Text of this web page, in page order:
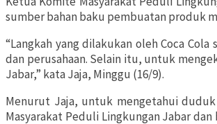
sumber bahan baku pembuatan produk
“Langkah yang dilakukan oleh Coca
dan perusahaan. Selain itu, untuk
Jabar,” kata Jaja, Minggu (16/9).
Menurut Jaja, untuk mengetahui duduk
Masyarakat Peduli Lingkungan Jabar